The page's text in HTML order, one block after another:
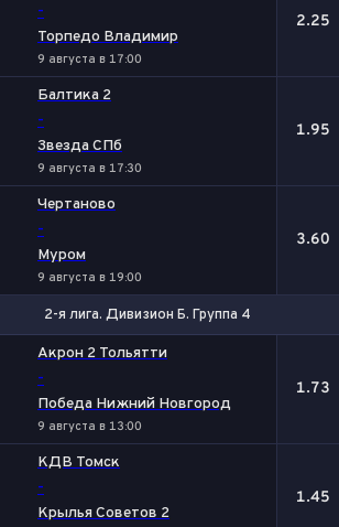
-
Торпедо Владимир
9 августа в 17:00
2.25
Балтика 2
-
Звезда СПб
9 августа в 17:30
1.95
Чертаново
-
Муром
9 августа в 19:00
3.60
2-я лига. Дивизион Б. Группа 4
Акрон 2 Тольятти
-
Победа Нижний Новгород
9 августа в 13:00
1.73
КДВ Томск
-
Крылья Советов 2
1.45